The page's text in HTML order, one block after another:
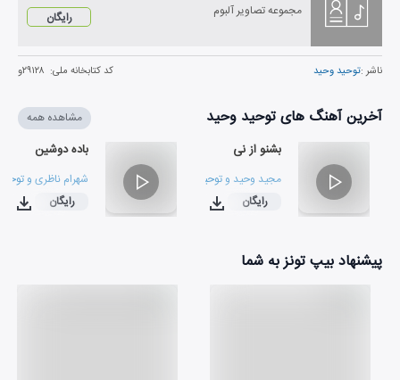
مجموعه تصاویر آلبوم رایگان
ناشر :توحید وحید کد کتابخانه ملی: ۲۹۱۲۸و
آخرین آهنگ های توحید وحید مشاهده همه
بشنو از نی
مجید وحید و توحید وحید
۰۷:۱۳
رایگان
باده دوشین
شهرام ناظری و
۰۷:۱۲
رایگان
پیشنهاد بیپ تونز به شما